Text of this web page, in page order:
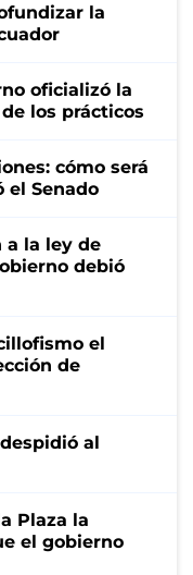
la
oficializó la
los prácticos
cómo será
el Senado
a la ley de
debió
el
de
al
Plaza la
el gobierno